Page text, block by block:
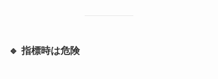
🔹 指標時は危険